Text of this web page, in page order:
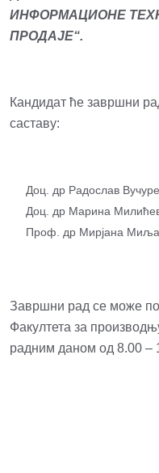
ИНФОРМАЦИОНЕ
ПРОДАЈЕ“.
Кандидат ће завршни
саставу:
Доц. др Радослав
Доц. др Марина
Проф. др Мирјана
Завршни рад се може
Факултета за
радним даном од 8.00 –